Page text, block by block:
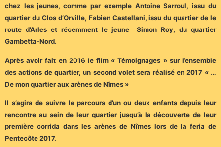
chez les jeunes, comme par exemple Antoine Sarroul, issu du
quartier du Clos d’Orville, Fabien Castellani, issu du quartier de le
route d’Arles et récemment le jeune Simon Roy, du quartier
Gambetta-Nord.
Après avoir fait en 2016 le film « Témoignages » sur l’ensemble
des actions de quartier, un second volet sera réalisé en 2017 « …
De mon quartier aux arènes de Nîmes »
Il s’agira de suivre le parcours d’un ou deux enfants depuis leur
rencontre au sein de leur quartier jusqu’à la découverte de leur
première corrida dans les arènes de Nîmes lors de la feria de
Pentecôte 2017.